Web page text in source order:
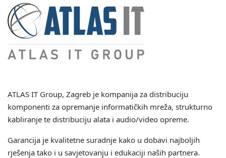
ATLAS IT Group, Zagreb je kompanija za distribuciju
komponenti za opremanje informatičkih mreža, strukturno
kabliranje te distribuciju alata i audio/video opreme.
Garancija je kvalitetne suradnje kako u dobavi najboljih
rješenja tako i u savjetovanju i edukaciji naših partnera.